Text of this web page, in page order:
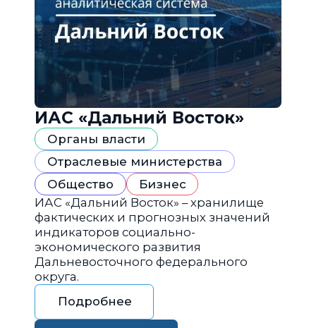
ИАС «Дальний Восток»
Органы власти
Отраслевые министерства
Общество
Бизнес
ИАС «Дальний Восток» – хранилище
фактических и прогнозных значений
индикаторов социально-
экономического развития
Дальневосточного федерального
округа.
Подробнее